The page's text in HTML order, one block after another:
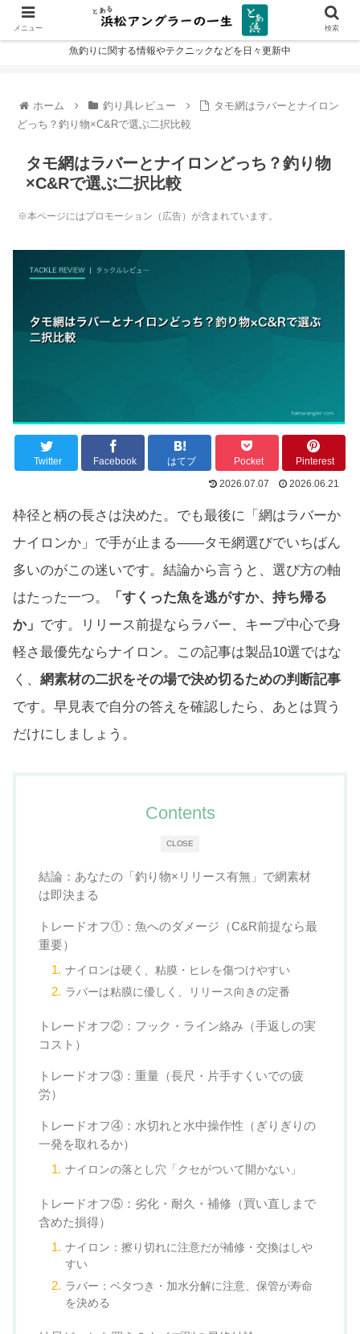
魚釣りに関する情報やテクニックなどを日々更新中
ホーム 釣り具レビュー
タモ網はラバーとナイロン
どっち？釣り物×C&Rで選ぶ二択比較
タモ網はラバーとナイロンどっち？釣り物
×C&Rで選ぶ二択比較
※本ページにはプロモーション（広告）が含まれています。
Twitter Facebook はてブ Pocket
Pinterest
2026.07.07
2026.06.21
枠径と柄の長さは決めた。でも最後に「網はラバーか
ナイロンか」で手が止まる——タモ網選びでいちばん
多いのがこの迷いです。結論から言うと、選び方の軸
はたった一つ。
「すくった魚を逃がすか、持ち帰る
か」 です。リリース前提ならラバー、キープ中心で身
軽さ最優先ならナイロン。この記事は製品10選ではな
く、 網素材の二択をその場で決め切るための判断記事
です。早見表で自分の答えを確認したら、あとは買う
だけにしましょう。
CLOSE
Contents
結論：あなたの「釣り物×リリース有無」で網素材
は即決まる
トレードオフ①：魚へのダメージ（C&R前提なら最
重要）
ナイロンは硬く、粘膜・ヒレを傷つけやすい
ラバーは粘膜に優しく、リリース向きの定番
トレードオフ②：フック・ライン絡み（手返しの実
コスト）
トレードオフ③：重量（長尺・片手すくいでの疲
労）
トレードオフ④：水切れと水中操作性（ぎりぎりの
一発を取れるか）
ナイロンの落とし穴「クセがついて開かない」
トレードオフ⑤：劣化・耐久・補修（買い直しまで
含めた損得）
ナイロン：擦り切れに注意だが補修・交換はしや
すい
ラバー：ベタつき・加水分解に注意、保管が寿命
を決める
メニュー 検索